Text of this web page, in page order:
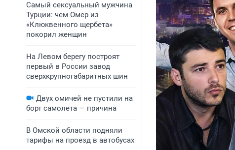
Самый сексуальный мужчина
Турции: чем Омер из
«Клюквенного щербета»
покорил женщин
На Левом берегу построят
первый в России завод
сверхкрупногабаритных шин
Двух омичей не пустили на
борт самолета — причина
В Омской области подняли
тарифы на проезд в автобусах